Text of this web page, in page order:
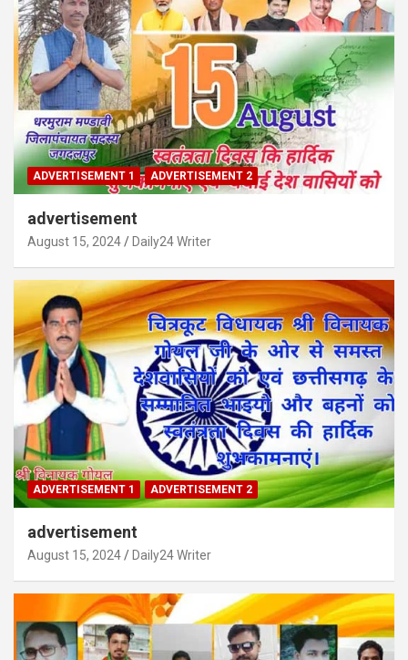
ADVERTISEMENT 1 ADVERTISEMENT 2
advertisement
August 15, 2024 Daily24 Writer
ADVERTISEMENT 1 ADVERTISEMENT 2
advertisement
August 15, 2024 Daily24 Writer